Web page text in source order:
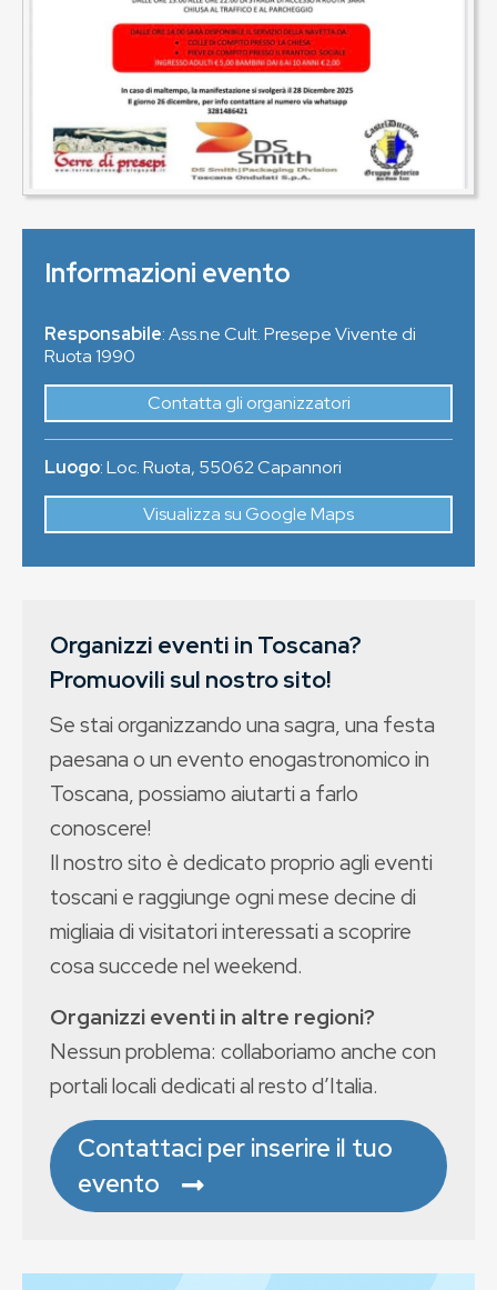
Informazioni evento
Responsabile: Ass.ne Cult. Presepe Vivente di
Ruota 1990
Contatta gli organizzatori
Luogo:Loc. Ruota, 55062Capannori
Visualizza su Google Maps
Organizzi eventi in Toscana?
Promuovili sul nostro sito!
Se stai organizzando una sagra, una festa
paesana o un evento enogastronomico in
Toscana, possiamo aiutarti a farlo
conoscere!
Il nostro sito è dedicato proprio agli eventi
toscani e raggiunge ogni mese decine di
migliaia di visitatori interessati a scoprire
cosa succede nel weekend.
Organizzi eventi in altre regioni?
Nessun problema: collaboriamo anche con
portali locali dedicati al resto d’Italia.
Contattaci per inserire il tuo
evento